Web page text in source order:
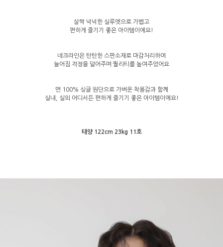
살짝 넉넉한 실루엣으로 가볍고
편하게 즐기기 좋은 아이템이에요!
네크라인은 탄탄한 스판소재로 마감처리하여
늘어짐 걱정을 덜어주며 퀄리티를 높여주었어요
면 100% 싱글 원단으로 가벼운 착용감과 함께
실내, 실외 어디서든 편하게 즐기기 좋은 아이템이에요!
태양 122cm 23kg 11호